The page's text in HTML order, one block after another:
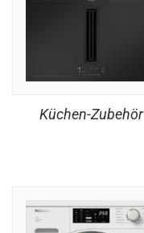
Küchen-Zubehör